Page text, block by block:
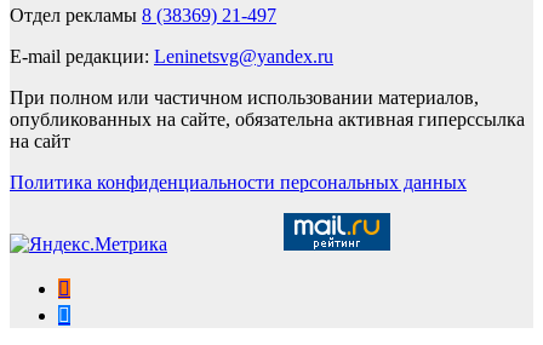
Отдел рекламы 8 (38369) 21-497
E-mail редакции: Leninetsvg@yandex.ru
При полном или частичном использовании материалов,
опубликованных на сайте, обязательна активная гиперссылка
на сайт
Политика конфиденциальности персональных данных